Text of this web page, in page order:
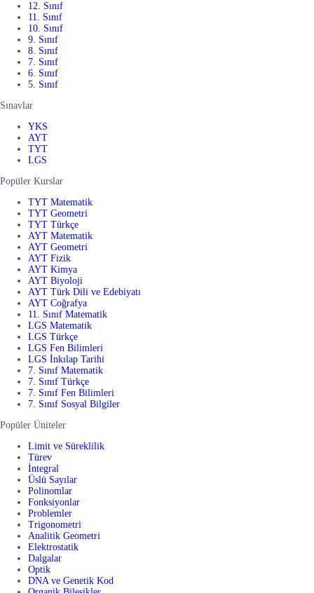
12. Sınıf
11. Sınıf
10. Sınıf
9. Sınıf
8. Sınıf
7. Sınıf
6. Sınıf
5. Sınıf
Sınavlar
YKS
AYT
TYT
LGS
Popüler Kurslar
TYT Matematik
TYT Geometri
TYT Türkçe
AYT Matematik
AYT Geometri
AYT Fizik
AYT Kimya
AYT Biyoloji
AYT Türk Dili ve Edebiyatı
AYT Coğrafya
11. Sınıf Matematik
LGS Matematik
LGS Türkçe
LGS Fen Bilimleri
LGS İnkılap Tarihi
7. Sınıf Matematik
7. Sınıf Türkçe
7. Sınıf Fen Bilimleri
7. Sınıf Sosyal Bilgiler
Popüler Üniteler
Limit ve Süreklilik
Türev
İntegral
Üslü Sayılar
Polinomlar
Fonksiyonlar
Problemler
Trigonometri
Analitik Geometri
Elektrostatik
Dalgalar
Optik
DNA ve Genetik Kod